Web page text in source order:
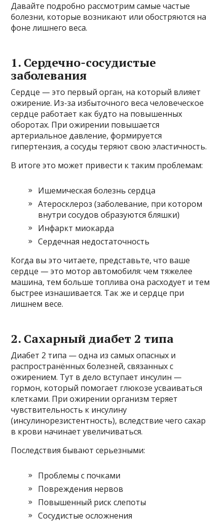
Давайте подробно рассмотрим самые частые
болезни, которые возникают или обостряются на
фоне лишнего веса.
1. Сердечно-сосудистые
заболевания
Сердце — это первый орган, на который влияет
ожирение. Из-за избыточного веса человеческое
сердце работает как будто на повышенных
оборотах. При ожирении повышается
артериальное давление, формируется
гипертензия, а сосуды теряют свою эластичность.
В итоге это может привести к таким проблемам:
Ишемическая болезнь сердца
Атеросклероз (заболевание, при котором
внутри сосудов образуются бляшки)
Инфаркт миокарда
Сердечная недостаточность
Когда вы это читаете, представьте, что ваше
сердце — это мотор автомобиля: чем тяжелее
машина, тем больше топлива она расходует и тем
быстрее изнашивается. Так же и сердце при
лишнем весе.
2. Сахарный диабет 2 типа
Диабет 2 типа — одна из самых опасных и
распространённых болезней, связанных с
ожирением. Тут в дело вступает инсулин —
гормон, который помогает глюкозе усваиваться
клетками. При ожирении организм теряет
чувствительность к инсулину
(инсулинорезистентность), вследствие чего сахар
в крови начинает увеличиваться.
Последствия бывают серьезными:
Проблемы с почками
Повреждения нервов
Повышенный риск слепоты
Сосудистые осложнения